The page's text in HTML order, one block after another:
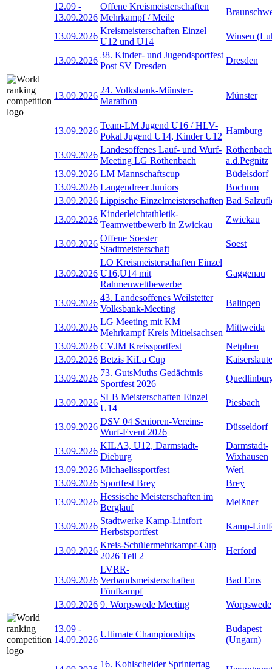
12.09 -
13.09.2026
Offene Kreismeisterschaften
Mehrkampf / Meile
13.09.2026
Kreismeisterschaften Einzel
U12 und U14
Winsen
13.09.2026
38. Kinder- und Jugendsportfest
Post SV Dresden
Dresden
13.09.2026
24. Volksbank-Münster-
Marathon
Münster
13.09.2026
Team-LM Jugend U16 / HLV-
Pokal Jugend U14, Kinder U12
Hamburg
13.09.2026
Landesoffenes Lauf- und Wurf-
Meeting LG Röthenbach
Röthenbach
a.d.Pegnitz
13.09.2026 LM Mannschaftscup
Büdelsdorf
13.09.2026 Langendreer Juniors
Bochum
13.09.2026 Lippische Einzelmeisterschaften Bad
13.09.2026
Kinderleichtathletik-
Teamwettbewerb in Zwickau
Zwickau
13.09.2026
Offene Soester
Stadtmeisterschaft
Soest
13.09.2026
LO Kreismeisterschaften Einzel
U16,U14 mit
Rahmenwettbewerbe
Gaggenau
13.09.2026
43. Landesoffenes Weilstetter
Volksbank-Meeting
Balingen
13.09.2026
LG Meeting mit KM
Mehrkampf Kreis Mittelsachsen
Mittweida
13.09.2026 CVJM Kreissportfest
Netphen
13.09.2026 Betzis KiLa Cup
13.09.2026
73. GutsMuths Gedächtnis
Sportfest 2026
13.09.2026
SLB Meisterschaften Einzel
U14
Piesbach
13.09.2026
DSV 04 Senioren-Vereins-
Wurf-Event 2026
Düsseldorf
13.09.2026
KILA3, U12, Darmstadt-
Dieburg
Darmstadt-
Wixhausen
13.09.2026 Michaelissportfest
Werl
13.09.2026 Sportfest Brey
Brey
13.09.2026
Hessische Meisterschaften im
Berglauf
Meißner
13.09.2026
Stadtwerke Kamp-Lintfort
Herbstsportfest
Kamp-
13.09.2026
Kreis-Schülermehrkampf-Cup
2026 Teil 2
Herford
13.09.2026
LVRR-
Verbandsmeisterschaften
Fünfkampf
Bad Ems
13.09.2026 9. Worpswede Meeting Worpswede
13.09 -
14.09.2026
Ultimate Championships
Budapest
(Ungarn)
16. Kohlscheider Sprintertag